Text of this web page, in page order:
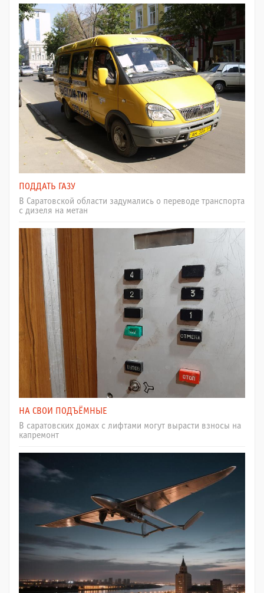
ПОДДАТЬ ГАЗУ
В Саратовской области задумались о переводе транспорта
с дизеля на метан
НА СВОИ ПОДЪЁМНЫЕ
В саратовских домах с лифтами могут вырасти взносы на
капремонт